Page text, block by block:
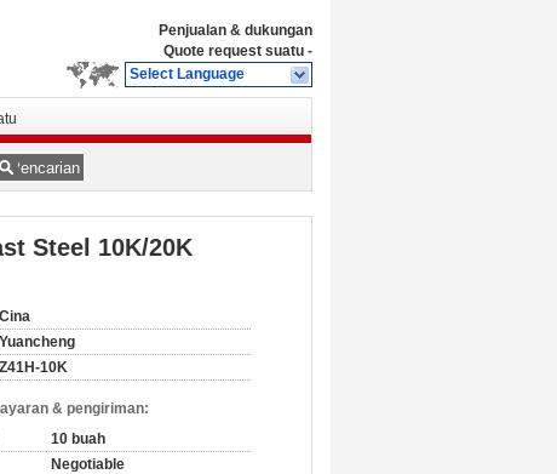
Penjualan & dukungan
Quote request suatu -
Select Language
Pencarian
Steel 10K/20K
Cina
Yuancheng
Z41H-10K
& pengiriman:
10 buah
Negotiable